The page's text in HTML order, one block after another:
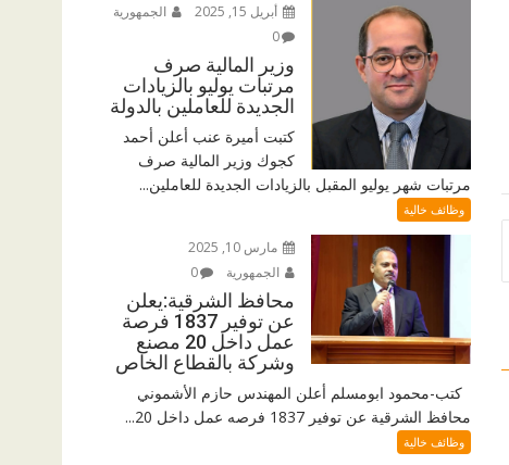
أبريل 15, 2025
الجمهورية
0
وزير المالية صرف
مرتبات يوليو بالزيادات
الجديدة للعاملين بالدولة
كتبت أميرة عنب أعلن أحمد
كجوك وزير المالية صرف
مرتبات شهر يوليو المقبل بالزيادات الجديدة للعاملين...
وظائف خالية
مارس 10, 2025
الجمهورية
0
محافظ الشرقية:يعلن
عن توفير 1837 فرصة
عمل داخل 20 مصنع
وشركة بالقطاع الخاص
كتب-محمود ابومسلم أعلن المهندس حازم الأشموني
محافظ الشرقية عن توفير 1837 فرصه عمل داخل 20...
وظائف خالية